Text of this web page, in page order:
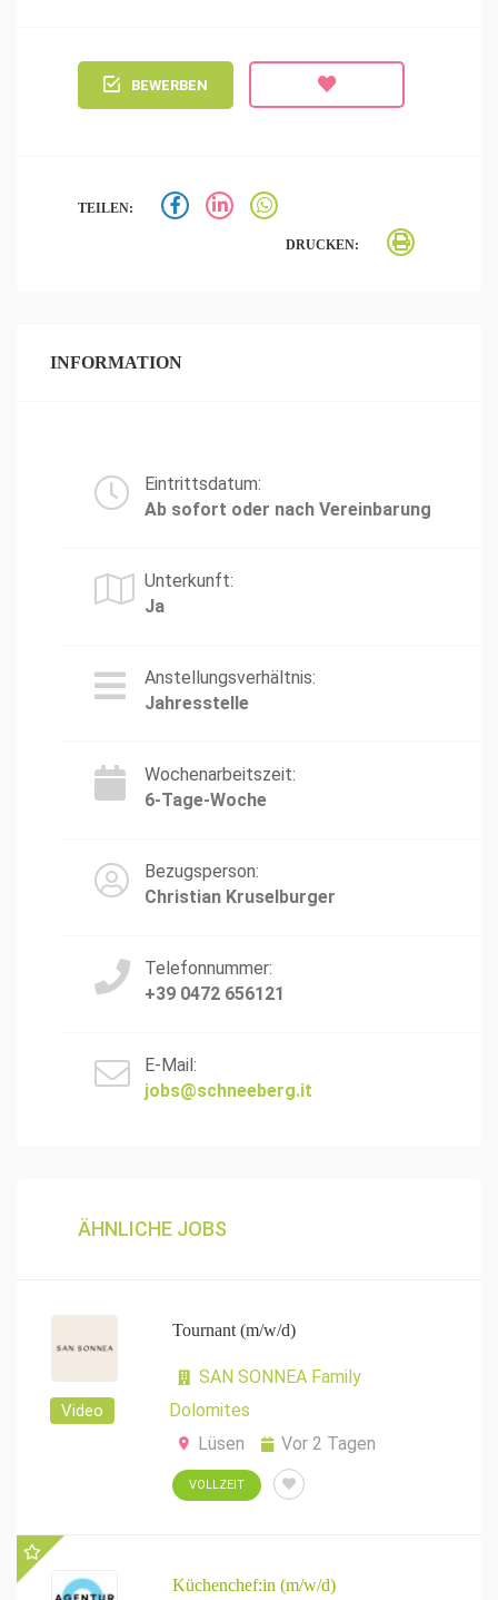
BEWERBEN
TEILEN:
DRUCKEN:
INFORMATION
Eintrittsdatum:
Ab sofort oder nach Vereinbarung
Unterkunft:
Ja
Anstellungsverhältnis:
Jahresstelle
Wochenarbeitszeit:
6-Tage-Woche
Bezugsperson:
Christian Kruselburger
Telefonnummer:
+39 0472 656121
E-Mail:
jobs@schneeberg.it
ÄHNLICHE JOBS
Video
Tournant (m/w/d)
SAN SONNEA Family
Dolomites
Lüsen
Vor 2 Tagen
VOLLZEIT
Küchenchef:in (m/w/d)